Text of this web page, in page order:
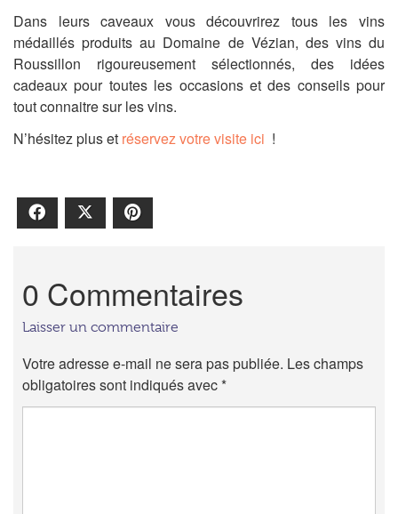
Dans leurs caveaux vous découvrirez tous les vins
médaillés produits au Domaine de Vézian, des vins du
Roussillon rigoureusement sélectionnés, des idées
cadeaux pour toutes les occasions et des conseils pour
tout connaitre sur les vins.
N’hésitez plus et réservez votre visite ici !
Facebook
0 Commentaires
Laisser un commentaire
Votre adresse e-mail ne sera pas publiée. Les champs
obligatoires sont indiqués avec*